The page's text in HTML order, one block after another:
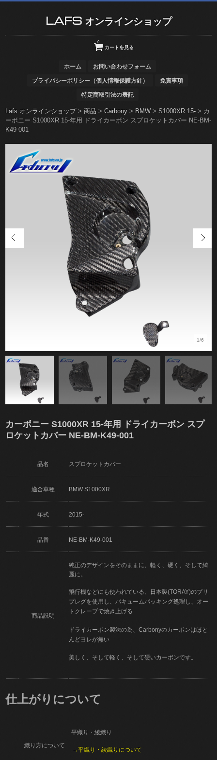
LAFS オンラインショップ
カートを見る
0
ホーム お問い合わせフォーム
プライバシーポリシー（個人情報保護方針） 免責事項
特定商取引法の表記
Lafs オンラインショップ>商品 >Carbony > BMW >S1000XR 15- > カ
ーボニー S1000XR 15-年用 ドライカーボン スプロケットカバー NE-BM-
K49-001
1/6
カーボニー S1000XR 15-年用 ドライカーボン スプ
ロケットカバー NE-BM-K49-001
品名 スプロケットカバー
適合車種 BMW S1000XR
年式 2015-
品番 NE-BM-K49-001
商品説明
純正のデザインをそのままに、軽く、硬く、そして綺
麗に。
飛行機などにも使われている、日本製(TORAY)のプリ
プレグを使用し、バキュームパッキング処理し、オー
トクレーブで焼き上げる
ドライカーボン製法の為、Carbonyのカーボンはほと
んどヨレが無い
美しく、そして軽く、そして硬いカーボンです。
仕上がりについて
織り方について
平織り・綾織り
→平織り・綾織りについて